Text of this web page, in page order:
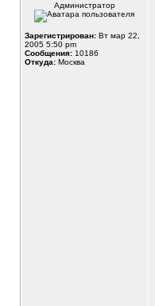
Администратор
Зарегистрирован: Вт мар 22,
2005 5:50 pm
Сообщения: 10186
Откуда: Москва